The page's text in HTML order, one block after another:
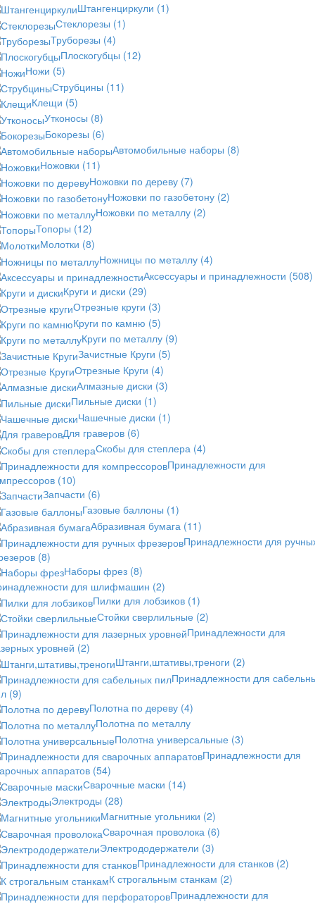
Штангенциркули (1)
Стеклорезы (1)
Труборезы (4)
Плоскогубцы (12)
Ножи (5)
Струбцины (11)
Клещи (5)
Утконосы (8)
Бокорезы (6)
Автомобильные наборы (8)
Ножовки (11)
Ножовки по дереву (7)
Ножовки по газобетону (2)
Ножовки по металлу (2)
Топоры (12)
Молотки (8)
Ножницы по металлу (4)
Аксессуары и принадлежности (508)
Круги и диски (29)
Отрезные круги (3)
Круги по камню (5)
Круги по металлу (9)
Зачистные Круги (5)
Отрезные Круги (4)
Алмазные диски (3)
Пильные диски (1)
Чашечные диски (1)
Для граверов (6)
Скобы для степлера (4)
Принадлежности для
(10)
Запчасти (6)
Газовые баллоны (1)
Абразивная бумага (11)
Принадлежности для
(8)
Наборы фрез (8)
для шлифмашин (2)
Пилки для лобзиков (1)
Стойки сверлильные (2)
Принадлежности для
уровней (2)
Штанги,штативы,треноги (2)
Принадлежности для
(9)
Полотна по дереву (4)
Полотна по металлу
Полотна универсальные (3)
Принадлежности для
аппаратов (54)
Сварочные маски (14)
Электроды (28)
Магнитные угольники (2)
Сварочная проволока (6)
Электрододержатели (3)
Принадлежности для станков (2)
К строгальным станкам (2)
Принадлежности для